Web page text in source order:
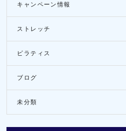
キャンペーン情報
ストレッチ
ピラティス
ブログ
未分類